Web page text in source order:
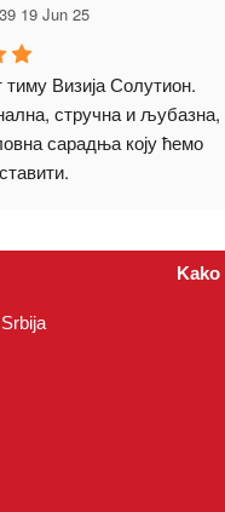
19 Jun 25
тиму Визија Солутион.
стручна и љубазна,
сарадња коју ћемо
Kako